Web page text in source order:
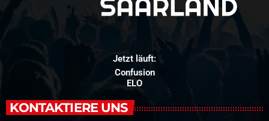
Jetzt läuft:
Confusion
ELO
KONTAKTIERE UNS